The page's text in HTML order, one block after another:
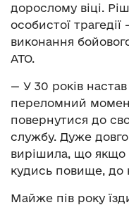
дорослому віці.
особистої трагедії
виконання
АТО.
— У 30 років
переломний
повернутися до
службу. Дуже
вирішила, що якщо
кудись повище, до
Майже пів року